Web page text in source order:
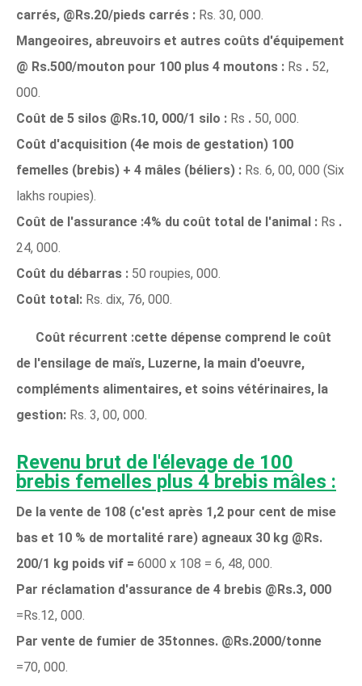
carrés, @Rs.20/pieds carrés : Rs. 30, 000.
Mangeoires, abreuvoirs et autres coûts d'équipement
@ Rs.500/mouton pour 100 plus 4 moutons : Rs . 52,
000.
Coût de 5 silos @Rs.10, 000/1 silo : Rs . 50, 000.
Coût d'acquisition (4e mois de gestation) 100
femelles (brebis) + 4 mâles (béliers) : Rs. 6, 00, 000 (Six
lakhs roupies).
Coût de l'assurance :4% du coût total de l'animal : Rs .
24, 000.
Coût du débarras : 50 roupies, 000.
Coût total: Rs. dix, 76, 000.
Coût récurrent :cette dépense comprend le coût
de l'ensilage de maïs, Luzerne, la main d'oeuvre,
compléments alimentaires, et soins vétérinaires, la
gestion: Rs. 3, 00, 000.
Revenu brut de l'élevage de 100
brebis femelles plus 4 brebis mâles :
De la vente de 108 (c'est après 1,2 pour cent de mise
bas et 10 % de mortalité rare) agneaux 30 kg @Rs.
200/1 kg poids vif = 6000 x 108 = 6, 48, 000.
Par réclamation d'assurance de 4 brebis @Rs.3, 000
=Rs.12, 000.
Par vente de fumier de 35tonnes. @Rs.2000/tonne
=70, 000.